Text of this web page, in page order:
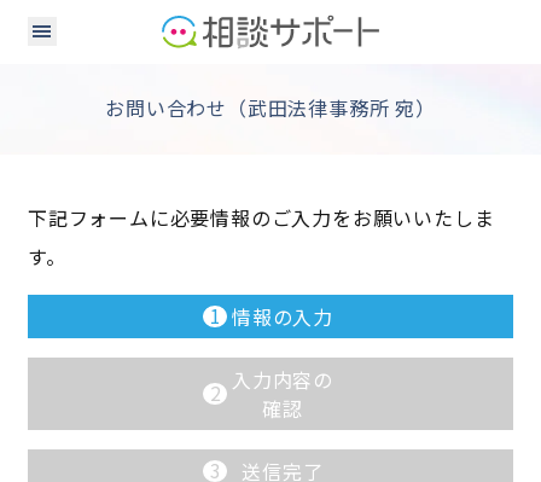
お問い合わせ（武田法律事務所 宛）
下記フォームに必要情報のご入力をお願いいたしま
す。
1 情報の入力
2 入力内容の
確認
3 送信完了